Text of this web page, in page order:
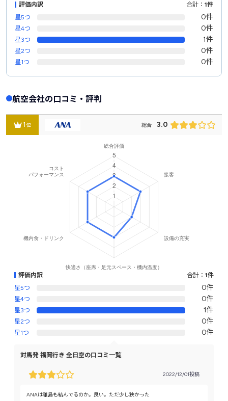
評価内訳 合計： 1件
星5つ
0件
星4つ 0件
星3つ 1件
星2つ 0件
星1つ 0件
航空会社の口コミ・評判
1位 総合 3.0
評価内訳 合計： 1件
星5つ
0件
星4つ 0件
星3つ 1件
星2つ 0件
星1つ 0件
対馬発 福岡行き 全日空の口コミ一覧
2022/12/01投稿
ANAは離島も結んでるのか。良い。ただ少し狭かった